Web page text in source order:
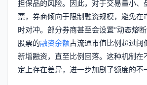
担保品的风险。因此，对于交易量小、
票，券商倾向于限制融资规模，避免在
时对冲。部分券商甚至会设置“动态熔
股票的融资余额占流通市值比例超过阈
新增融资，直至比例回落。这种机制在
定上存在差异，进一步加剧了额度的不